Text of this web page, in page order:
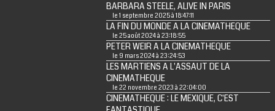
BARBARA STEELE, ALIVE IN PARIS
le 1 septembre 2025 à 18:47:11
LA FIN DU MONDE A LA CINEMATHEQUE
le 25 août 2024 à 23:18:55
PETER WEIR A LA CINEMATHEQUE
le 9 mars 2024 à 23:24:53
LES MARTIENS A L'ASSAUT DE LA
CINEMATHEQUE
le 22 novembre 2023 à 22:04:00
CINEMATHEQUE : LE MEXIQUE, C'EST